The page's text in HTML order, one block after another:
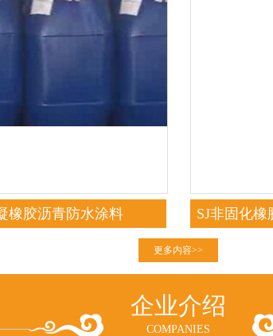
橡胶沥青防水涂料
SJ非固化
更多内容>>
企业介绍
COMPANIES